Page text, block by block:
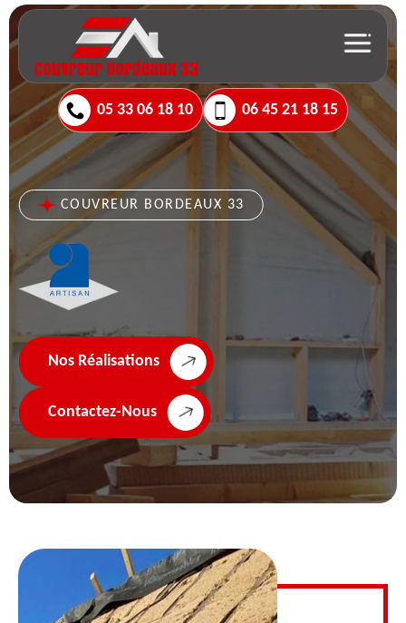
05 33 06 18 10 06 45 21 18 15
COUVREUR BORDEAUX 33
Nos Réalisations
Contactez-Nous